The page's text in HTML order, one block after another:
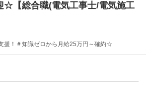
☆【総合職(電気工事士/電気施工
援！＃知識ゼロから月給25万円～確約☆